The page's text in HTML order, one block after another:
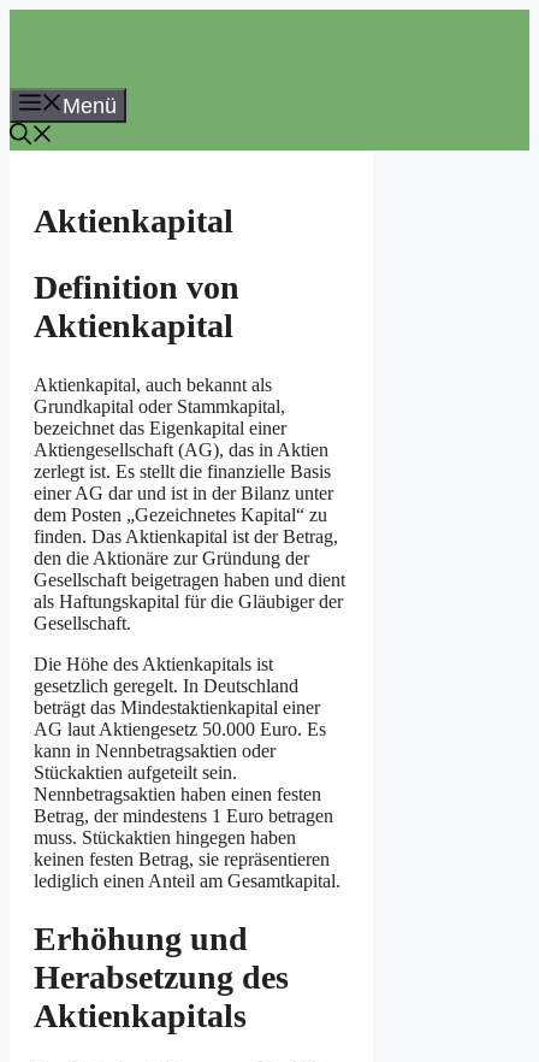
Menü
Aktienkapital
Definition von
Aktienkapital
Aktienkapital, auch bekannt als
Grundkapital oder Stammkapital,
bezeichnet das Eigenkapital einer
Aktiengesellschaft (AG), das in Aktien
zerlegt ist. Es stellt die finanzielle Basis
einer AG dar und ist in der Bilanz unter
dem Posten „Gezeichnetes Kapital“ zu
finden. Das Aktienkapital ist der Betrag,
den die Aktionäre zur Gründung der
Gesellschaft beigetragen haben und dient
als Haftungskapital für die Gläubiger der
Gesellschaft.
Die Höhe des Aktienkapitals ist
gesetzlich geregelt. In Deutschland
beträgt das Mindestaktienkapital einer
AG laut Aktiengesetz 50.000 Euro. Es
kann in Nennbetragsaktien oder
Stückaktien aufgeteilt sein.
Nennbetragsaktien haben einen festen
Betrag, der mindestens 1 Euro betragen
muss. Stückaktien hingegen haben
keinen festen Betrag, sie repräsentieren
lediglich einen Anteil am Gesamtkapital.
Erhöhung und
Herabsetzung des
Aktienkapitals